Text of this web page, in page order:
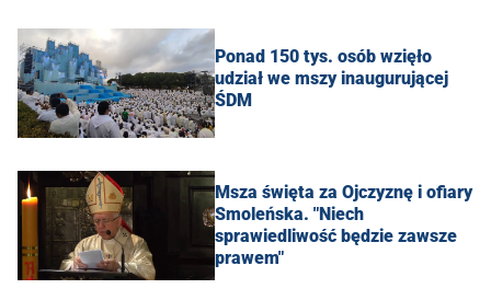
Ponad 150 tys. osób wzięło
udział we mszy inaugurującej
ŚDM
Msza święta za Ojczyznę i ofiary
Smoleńska. "Niech
sprawiedliwość będzie zawsze
prawem"